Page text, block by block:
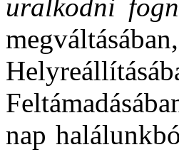
uralkodni
nap